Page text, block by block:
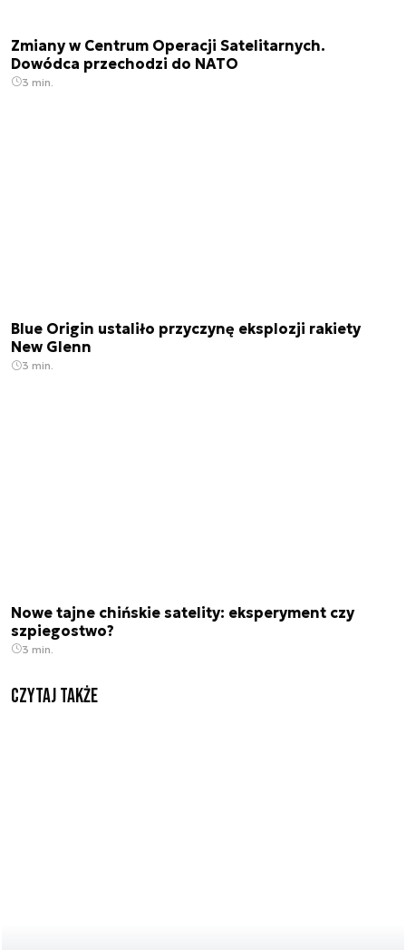
Zmiany w Centrum Operacji Satelitarnych.
Dowódca przechodzi do NATO
3 min.
Blue Origin ustaliło przyczynę eksplozji rakiety
New Glenn
3 min.
Nowe tajne chińskie satelity: eksperyment czy
szpiegostwo?
3 min.
Czytaj także